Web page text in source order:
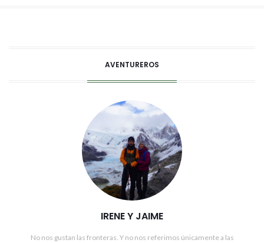
AVENTUREROS
IRENE Y JAIME
No nos gustan las fronteras. Y no nos referimos únicamente a las